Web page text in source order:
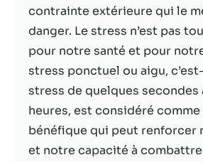
contrainte extérieure qui le
danger. Le stress n’est pas
pour notre santé et pour
stress ponctuel ou aigu,
stress de quelques secondes
heures, est considéré comme
bénéfique qui peut renforcer
et notre capacité à
du